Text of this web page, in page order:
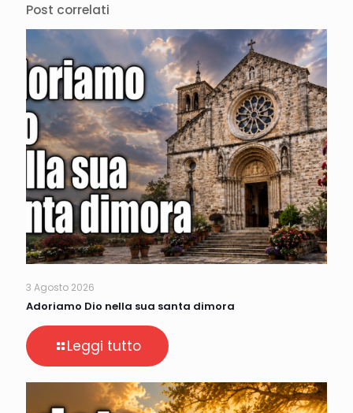
Post correlati
3 Agosto 2026
Adoriamo Dio nella sua santa dimora
Leggi tutto